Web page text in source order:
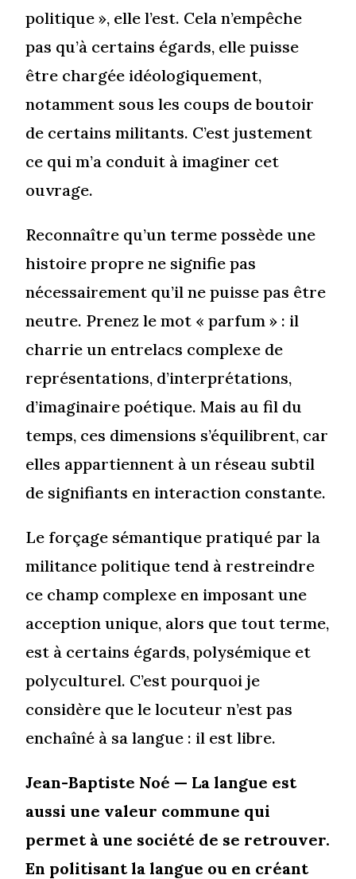
politique », elle l’est. Cela n’empêche
pas qu’à certains égards, elle puisse
être chargée idéologiquement,
notamment sous les coups de boutoir
de certains militants. C’est justement
ce qui m’a conduit à imaginer cet
ouvrage.
Reconnaître qu’un terme possède une
histoire propre ne signifie pas
nécessairement qu’il ne puisse pas être
neutre. Prenez le mot « parfum » : il
charrie un entrelacs complexe de
représentations, d’interprétations,
d’imaginaire poétique. Mais au fil du
temps, ces dimensions s’équilibrent, car
elles appartiennent à un réseau subtil
de signifiants en interaction constante.
Le forçage sémantique pratiqué par la
militance politique tend à restreindre
ce champ complexe en imposant une
acception unique, alors que tout terme,
est à certains égards, polysémique et
polyculturel. C’est pourquoi je
considère que le locuteur n’est pas
enchaîné à sa langue : il est libre.
Jean-Baptiste Noé — La langue est
aussi une valeur commune qui
permet à une société de se retrouver.
En politisant la langue ou en créant